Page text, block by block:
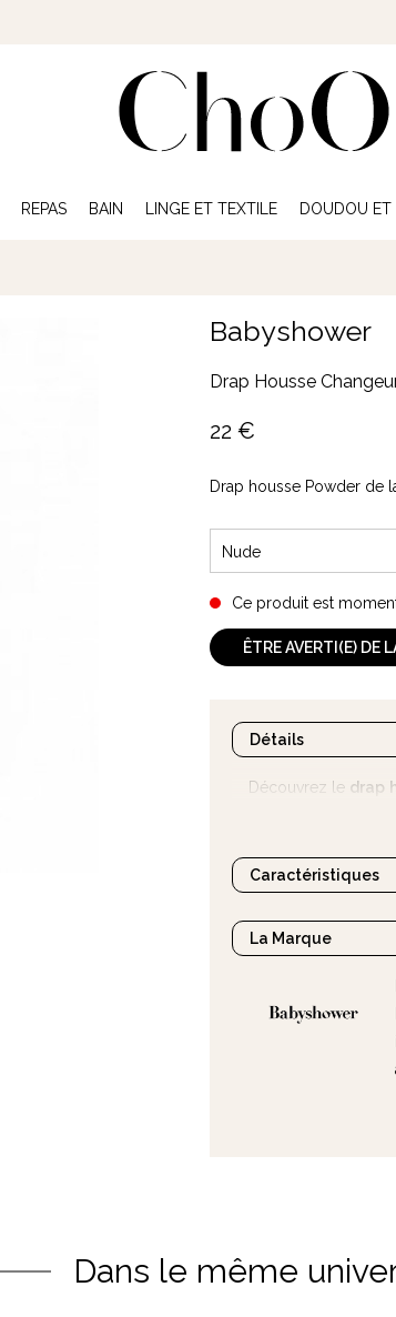
REPAS BAIN LINGE ET TEXTILE DOUDOU ET
Babyshower
Drap Housse
22 €
Drap housse Powder de
Nude
Ce produit est
ÊTRE AVERTI(E) DE
Détails
Découvrez le drap
Caractéristiques
La Marque
Dans le même